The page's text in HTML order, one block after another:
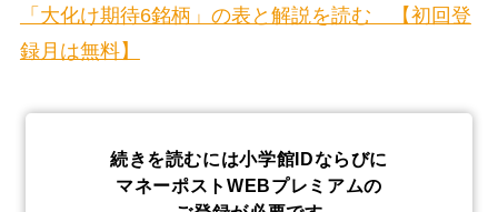
「大化け期待6銘柄」の表と解説を読む 【初回登
録月は無料】
続きを読むには小学館IDならびに
マネーポストWEBプレミアムの